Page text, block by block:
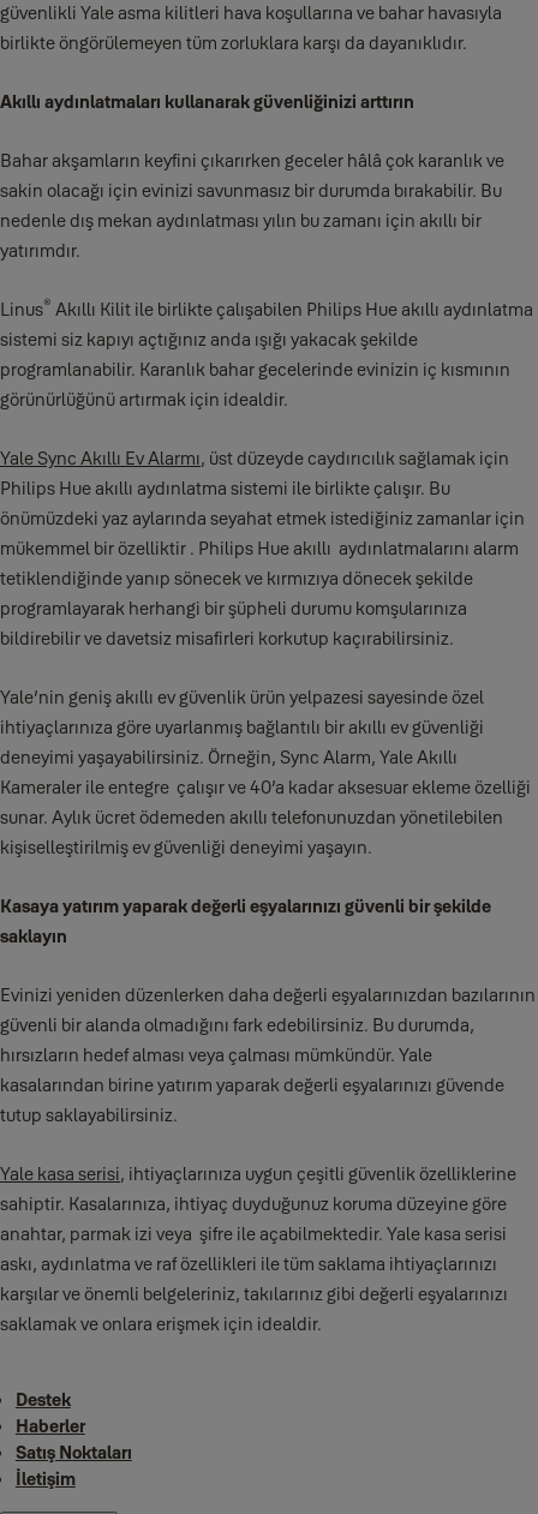
güvenlikli Yale asma kilitleri hava koşullarına ve bahar havasıyla
birlikte öngörülemeyen tüm zorluklara karşı da dayanıklıdır.
Akıllı aydınlatmaları kullanarak güvenliğinizi arttırın
Bahar akşamların keyfini çıkarırken geceler hâlâ çok karanlık ve
sakin olacağı için evinizi savunmasız bir durumda bırakabilir. Bu
nedenle dış mekan aydınlatması yılın bu zamanı için akıllı bir
yatırımdır.
Linus® Akıllı Kilit ile birlikte çalışabilen Philips Hue akıllı aydınlatma
sistemi siz kapıyı açtığınız anda ışığı yakacak şekilde
programlanabilir. Karanlık bahar gecelerinde evinizin iç kısmının
görünürlüğünü artırmak için idealdir.
Yale Sync Akıllı Ev Alarmı, üst düzeyde caydırıcılık sağlamak için
Philips Hue akıllı aydınlatma sistemi ile birlikte çalışır. Bu
önümüzdeki yaz aylarında seyahat etmek istediğiniz zamanlar için
mükemmel bir özelliktir . Philips Hue akıllı aydınlatmalarını alarm
tetiklendiğinde yanıp sönecek ve kırmızıya dönecek şekilde
programlayarak herhangi bir şüpheli durumu komşularınıza
bildirebilir ve davetsiz misafirleri korkutup kaçırabilirsiniz.
Yale’nin geniş akıllı ev güvenlik ürün yelpazesi sayesinde özel
ihtiyaçlarınıza göre uyarlanmış bağlantılı bir akıllı ev güvenliği
deneyimi yaşayabilirsiniz. Örneğin, Sync Alarm, Yale Akıllı
Kameraler ile entegre çalışır ve 40’a kadar aksesuar ekleme özelliği
sunar. Aylık ücret ödemeden akıllı telefonunuzdan yönetilebilen
kişiselleştirilmiş ev güvenliği deneyimi yaşayın.
Kasaya yatırım yaparak değerli eşyalarınızı güvenli bir şekilde
saklayın
Evinizi yeniden düzenlerken daha değerli eşyalarınızdan bazılarının
güvenli bir alanda olmadığını fark edebilirsiniz. Bu durumda,
hırsızların hedef alması veya çalması mümkündür. Yale
kasalarından birine yatırım yaparak değerli eşyalarınızı güvende
tutup saklayabilirsiniz.
Yale kasa serisi, ihtiyaçlarınıza uygun çeşitli güvenlik özelliklerine
sahiptir. Kasalarınıza, ihtiyaç duyduğunuz koruma düzeyine göre
anahtar, parmak izi veya şifre ile açabilmektedir. Yale kasa serisi
askı, aydınlatma ve raf özellikleri ile tüm saklama ihtiyaçlarınızı
karşılar ve önemli belgeleriniz, takılarınız gibi değerli eşyalarınızı
saklamak ve onlara erişmek için idealdir.
Destek
Haberler
Satış Noktaları
İletişim